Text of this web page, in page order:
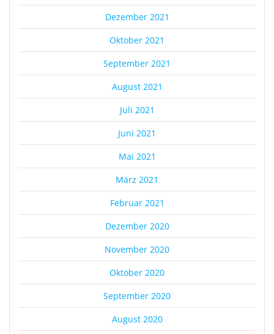
Dezember 2021
Oktober 2021
September 2021
August 2021
Juli 2021
Juni 2021
Mai 2021
März 2021
Februar 2021
Dezember 2020
November 2020
Oktober 2020
September 2020
August 2020